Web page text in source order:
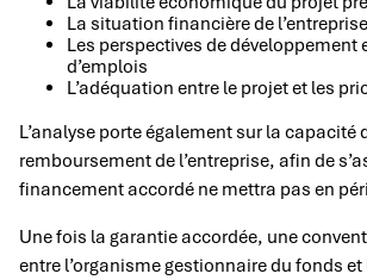
La situation financière de l’entreprise
Les perspectives de développement
d’emplois
L’adéquation entre le projet et les
L’analyse porte également sur la capacité
remboursement de l’entreprise, afin de
financement accordé ne mettra pas en
Une fois la garantie accordée, une
entre l’organisme gestionnaire du fonds